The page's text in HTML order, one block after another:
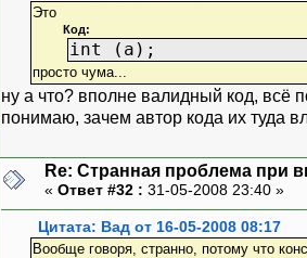
Это
Код:
int (a);
просто чума...
ну а что? вполне валидный код, всё
понимаю, зачем автор кода их туда
Re: Странная проблема при
« Ответ #32 : 31-05-2008 23:40 »
Цитата: Вад от 16-05-2008 08:17
Вообще говоря, странно, потому что